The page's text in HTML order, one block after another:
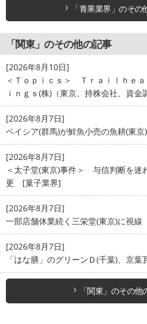
「青果業界」のそ
「関東」のその他の記事
[2026年8月10日]
＜Ｔｏｐｉｃｓ＞ Ｔｒａｉｌｈｅａ
ｉｎｇｓ(株)（東京、持株会社、資金
[2026年8月7日]
ベイシア(群馬)が鮮魚小売の魚耕(東
[2026年8月7日]
＜太子堂(東京)事件＞ 与信判断を迷
更 [菓子業界]
[2026年8月7日]
一部店舗休業続く三栄堂(東京)に視
[2026年8月7日]
「はな膳」のグリーンＤ(千葉)、京
「関東」のその他